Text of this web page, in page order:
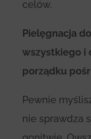
celów.
Pielęgnacja
wszystkiego i
porządku
Pewnie
nie sprawdza